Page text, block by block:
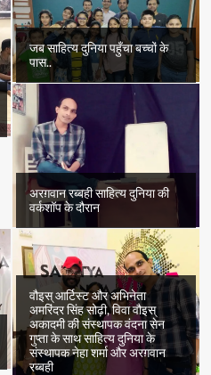
जब साहित्य दुनिया पहुँचा बच्चों के
पास..
अरग़वान रब्बही साहित्य दुनिया की
वर्कशॉप के दौरान
वौइस् आर्टिस्ट और अभिनेता
अमरिंदर सिंह सोढ़ी, विवा वौइस्
अकादमी की संस्थापक वंदना सेन
गुप्ता के साथ साहित्य दुनिया के
संस्थापक नेहा शर्मा और अरग़वान
रब्बही